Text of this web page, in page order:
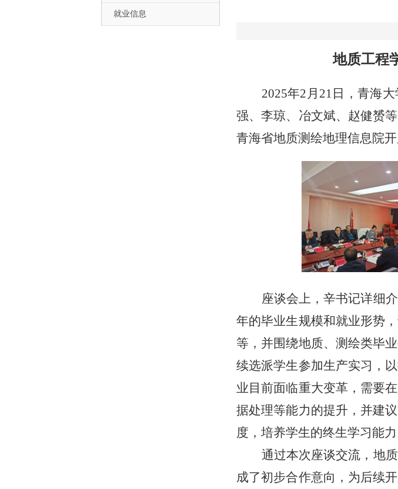
就业信息
地质工程
2025年2月21日，青海
强、李琼、冶文斌、赵健赟
青海省地质测绘地理信息院开
座谈会上，辛书记详细
年的毕业生规模和就业形势
等，并围绕地质、测绘类毕
续选派学生参加生产实习，
业目前面临重大变革，需要
据处理等能力的提升，并建
度，培养学生的终生学习能力
通过本次座谈交流，地
成了初步合作意向，为后续